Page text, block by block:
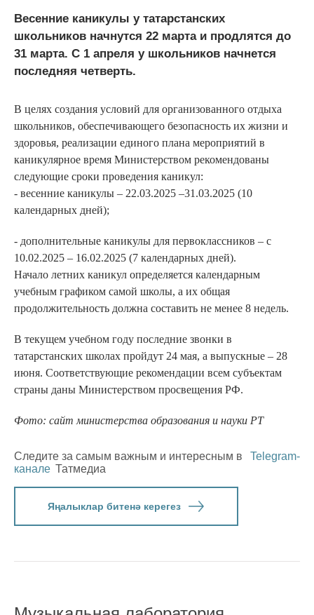
Весенние каникулы у татарстанских
школьников начнутся 22 марта и продлятся до
31 марта. С 1 апреля у школьников начнется
последняя четверть.
В целях создания условий для организованного отдыха
школьников, обеспечивающего безопасность их жизни и
здоровья, реализации единого плана мероприятий в
каникулярное время Министерством рекомендованы
следующие сроки проведения каникул:
- весенние каникулы – 22.03.2025 –31.03.2025 (10
календарных дней);
- дополнительные каникулы для первоклассников – с
10.02.2025 – 16.02.2025 (7 календарных дней).
Начало летних каникул определяется календарным
учебным графиком самой школы, а их общая
продолжительность должна составить не менее 8 недель.
В текущем учебном году последние звонки в
татарстанских школах пройдут 24 мая, а выпускные – 28
июня. Соответствующие рекомендации всем субъектам
страны даны Министерством просвещения РФ.
Фото: сайт министерства образования и науки РТ
Следите за самым важным и интересным в
Telegram-
канале Татмедиа
Яңалыклар битенә керегез